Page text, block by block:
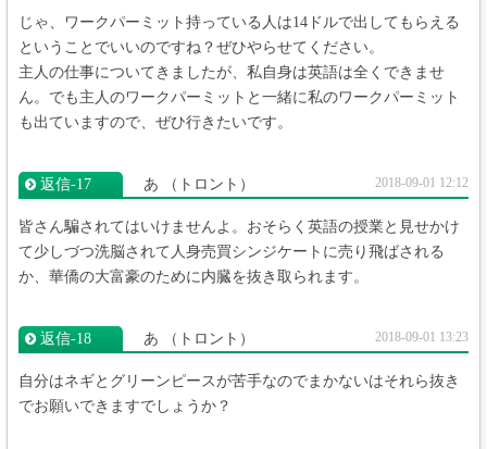
じゃ、ワークパーミット持っている人は14ドルで出してもらえる
ということでいいのですね？ぜひやらせてください。
主人の仕事についてきましたが、私自身は英語は全くできませ
ん。でも主人のワークパーミットと一緒に私のワークパーミット
も出ていますので、ぜひ行きたいです。
返信‐17 あ （トロント） 2018-09-01 12:12
皆さん騙されてはいけませんよ。おそらく英語の授業と見せかけ
て少しづつ洗脳されて人身売買シンジケートに売り飛ばされる
か、華僑の大富豪のために内臓を抜き取られます。
返信‐18 あ （トロント） 2018-09-01 13:23
自分はネギとグリーンピースが苦手なのでまかないはそれら抜き
でお願いできますでしょうか？